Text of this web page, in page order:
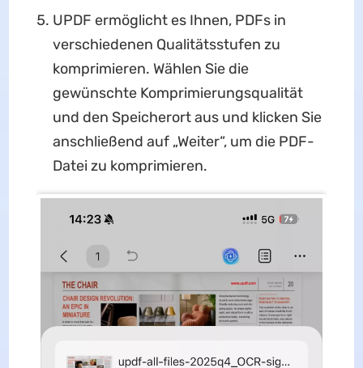
UPDF ermöglicht es Ihnen, PDFs in
verschiedenen Qualitätsstufen zu
komprimieren. Wählen Sie die
gewünschte Komprimierungsqualität
und den Speicherort aus und klicken Sie
anschließend auf „Weiter“, um die PDF-
Datei zu komprimieren.